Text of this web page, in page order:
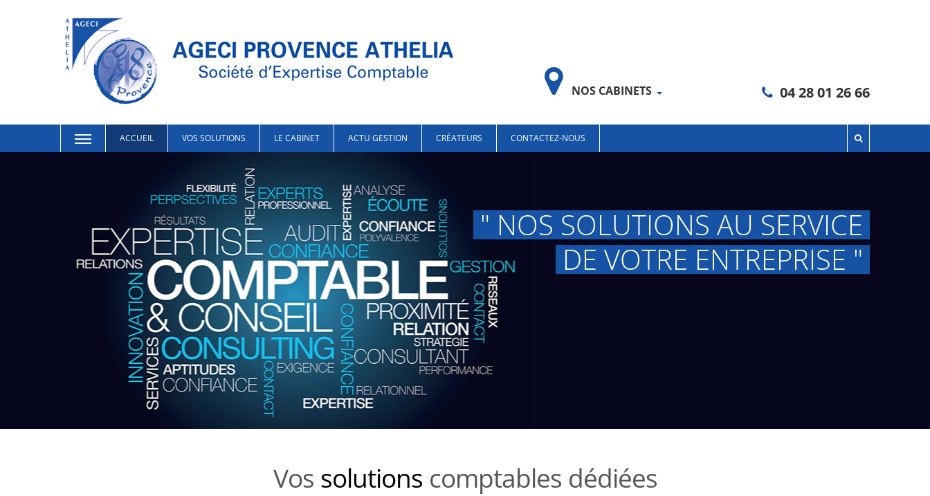
NOS CABINETS 04 28 01 26 66
ACCUEIL VOS SOLUTIONS LE CABINET ACTU GESTION CRÉATEURS CONTACTEZ-NOUS
" NOS SOLUTIONS AU SERVICE
DE VOTRE ENTREPRISE "
Vos solutions comptables dédiées